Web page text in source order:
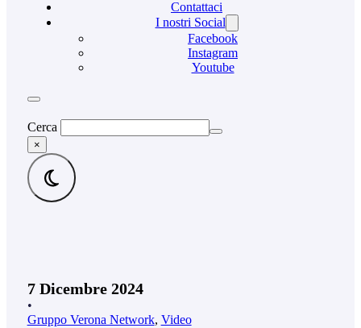
Contattaci
I nostri Social
Facebook
Instagram
Youtube
Cerca
×
7 Dicembre 2024
•
Gruppo Verona Network, Video